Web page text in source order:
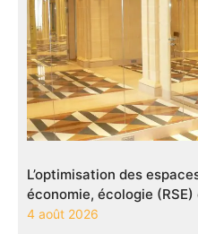
L’optimisation des
économie, écologie
4 août 2026